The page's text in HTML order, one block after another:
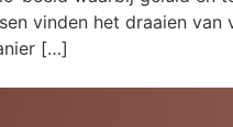
vinden het draaien
[…]